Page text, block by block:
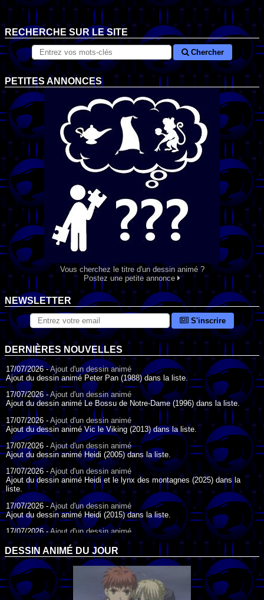
RECHERCHE SUR LE SITE
Chercher
PETITES ANNONCES
Vous cherchez le titre d'un dessin animé ?
Postez une petite annonce
NEWSLETTER
S'inscrire
DERNIÈRES NOUVELLES
17/07/2026 -Ajout d'un dessin animé
Ajout du dessin animé Peter Pan (1988) dans la liste.
17/07/2026 -Ajout d'un dessin animé
Ajout du dessin animé Le Bossu de Notre-Dame (1996) dans la liste.
17/07/2026 - Ajout d'un dessin animé
Ajout du dessin animé Vic le Viking (2013) dans la liste.
17/07/2026 - Ajout d'un dessin animé
Ajout du dessin animé Heidi (2005) dans la liste.
17/07/2026 - Ajout d'un dessin animé
Ajout du dessin animé Heidi et le lynx des montagnes (2025) dans la
liste.
17/07/2026 -Ajout d'un dessin animé
Ajout du dessin animé Heidi (2015) dans la liste.
17/07/2026 -Ajout d'un dessin animé
Ajout du dessin animé Heidi (1995) dans la liste.
09/07/2026 -Ajout d'un dessin animé
Ajout du dessin animé Genki l'Aventurier de la Chance (2006) dans la
liste.
04/07/2026 - Ajout d'un dessin animé
DESSIN ANIMÉ DU JOUR